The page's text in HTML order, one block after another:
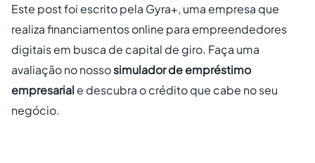
Este post foi escrito pela Gyra+, uma empresa que
realiza financiamentos online para empreendedores
digitais em busca de capital de giro. Faça uma
avaliação no nossosimulador de empréstimo
empresarial e descubra o crédito que cabe no seu
negócio.